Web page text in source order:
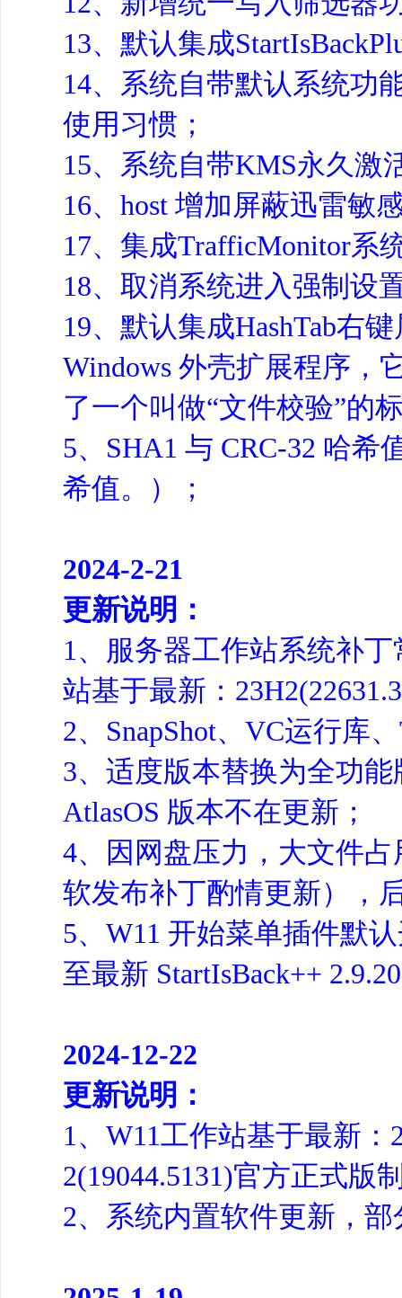
13、默认集成
14、系统自带默认系统功
使用习惯；
15、系统自带KMS永久激
16、host 增加屏蔽迅雷敏
17、集成TrafficMonitor系
18、取消系统进入强制设
19、默认集成HashTab右
Windows 外壳扩展程序，
了一个叫做“文件校验”的
5、SHA1 与 CRC-32 哈
希值。）；
2024-2-21
更新说明：
1、服务器工作站系统补丁
站基于最新：
2、SnapShot、VC运行库
3、适度版本替换为全功
AtlasOS 版本不在更新；
4、因网盘压力，大文件
软发布补丁酌情更新），
5、W11 开始菜单插件默
至最新 StartIsBack++
2024-12-22
更新说明：
1、W11工作站基于最新：
2(19044.5131)官方正式版
2、系统内置软件更新，